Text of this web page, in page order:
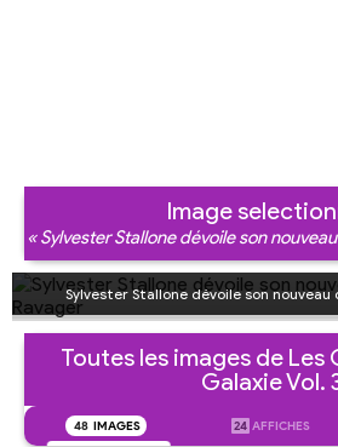
Image
« Sylvester Stallone dévoile son
Sylvester Stallone dévoile son
Toutes les images de Les
Galaxie Vol.
48 IMAGES 24 AFFICHES